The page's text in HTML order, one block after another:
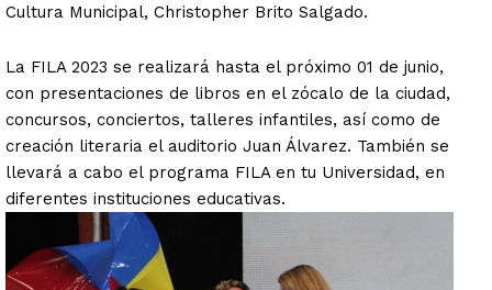
Cultura Municipal, Christopher Brito Salgado.
La FILA 2023 se realizará hasta el próximo 01 de junio,
con presentaciones de libros en el zócalo de la ciudad,
concursos, conciertos, talleres infantiles, así como de
creación literaria el auditorio Juan Álvarez. También se
llevará a cabo el programa FILA en tu Universidad, en
diferentes instituciones educativas.